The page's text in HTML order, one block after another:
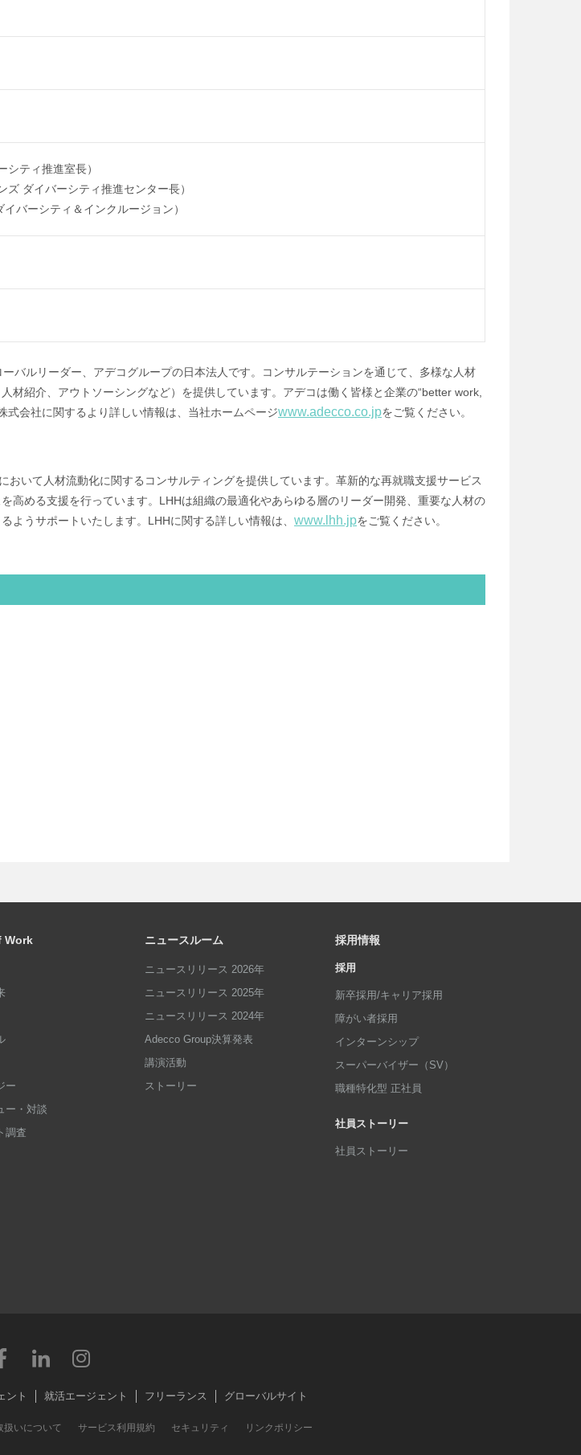
ティ推進室長）
ダイバーシティ推進センター長）
バーシティ＆インクルージョン）
バルリーダー、アデコグループの日本法人です。コンサルテーションを通じて、多様な人材
紹介、アウトソーシングなど）を提供しています。アデコは働く皆様と企業の“better work,
会社に関するより詳しい情報は、当社ホームページwww.adecco.co.jpをご覧ください。
いて人材流動化に関するコンサルティングを提供しています。革新的な再就職支援サービス
高める支援を行っています。LHHは組織の最適化やあらゆる層のリーダー開発、重要な人材の
ようサポートいたします。LHHに関する詳しい情報は、 www.lhh.jpをご覧ください。
Work
ー
ー・対談
調査
ニュースルーム
ニュースリリース 2026年
ニュースリリース 2025年
ニュースリリース 2024年
Adecco Group決算発表
講演活動
ストーリー
採用情報
採用
新卒採用/キャリア採用
障がい者採用
インターンシップ
スーパーバイザー（SV）
職種特化型 正社員
社員ストーリー
社員ストーリー
ント 就活エージェント フリーランス グローバルサイト
扱いについて サービス利用規約 セキュリティ リンクポリシー